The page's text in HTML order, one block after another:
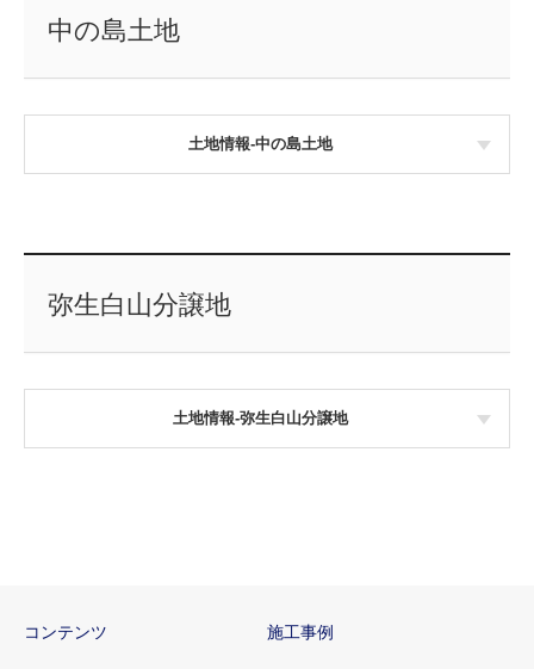
中の島土地
土地情報-中の島土地
弥生白山分譲地
土地情報-弥生白山分譲地
コンテンツ 施工事例